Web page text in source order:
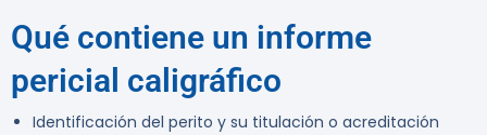
Qué contiene un informe
pericial caligráfico
Identificación del perito y su titulación o acreditación